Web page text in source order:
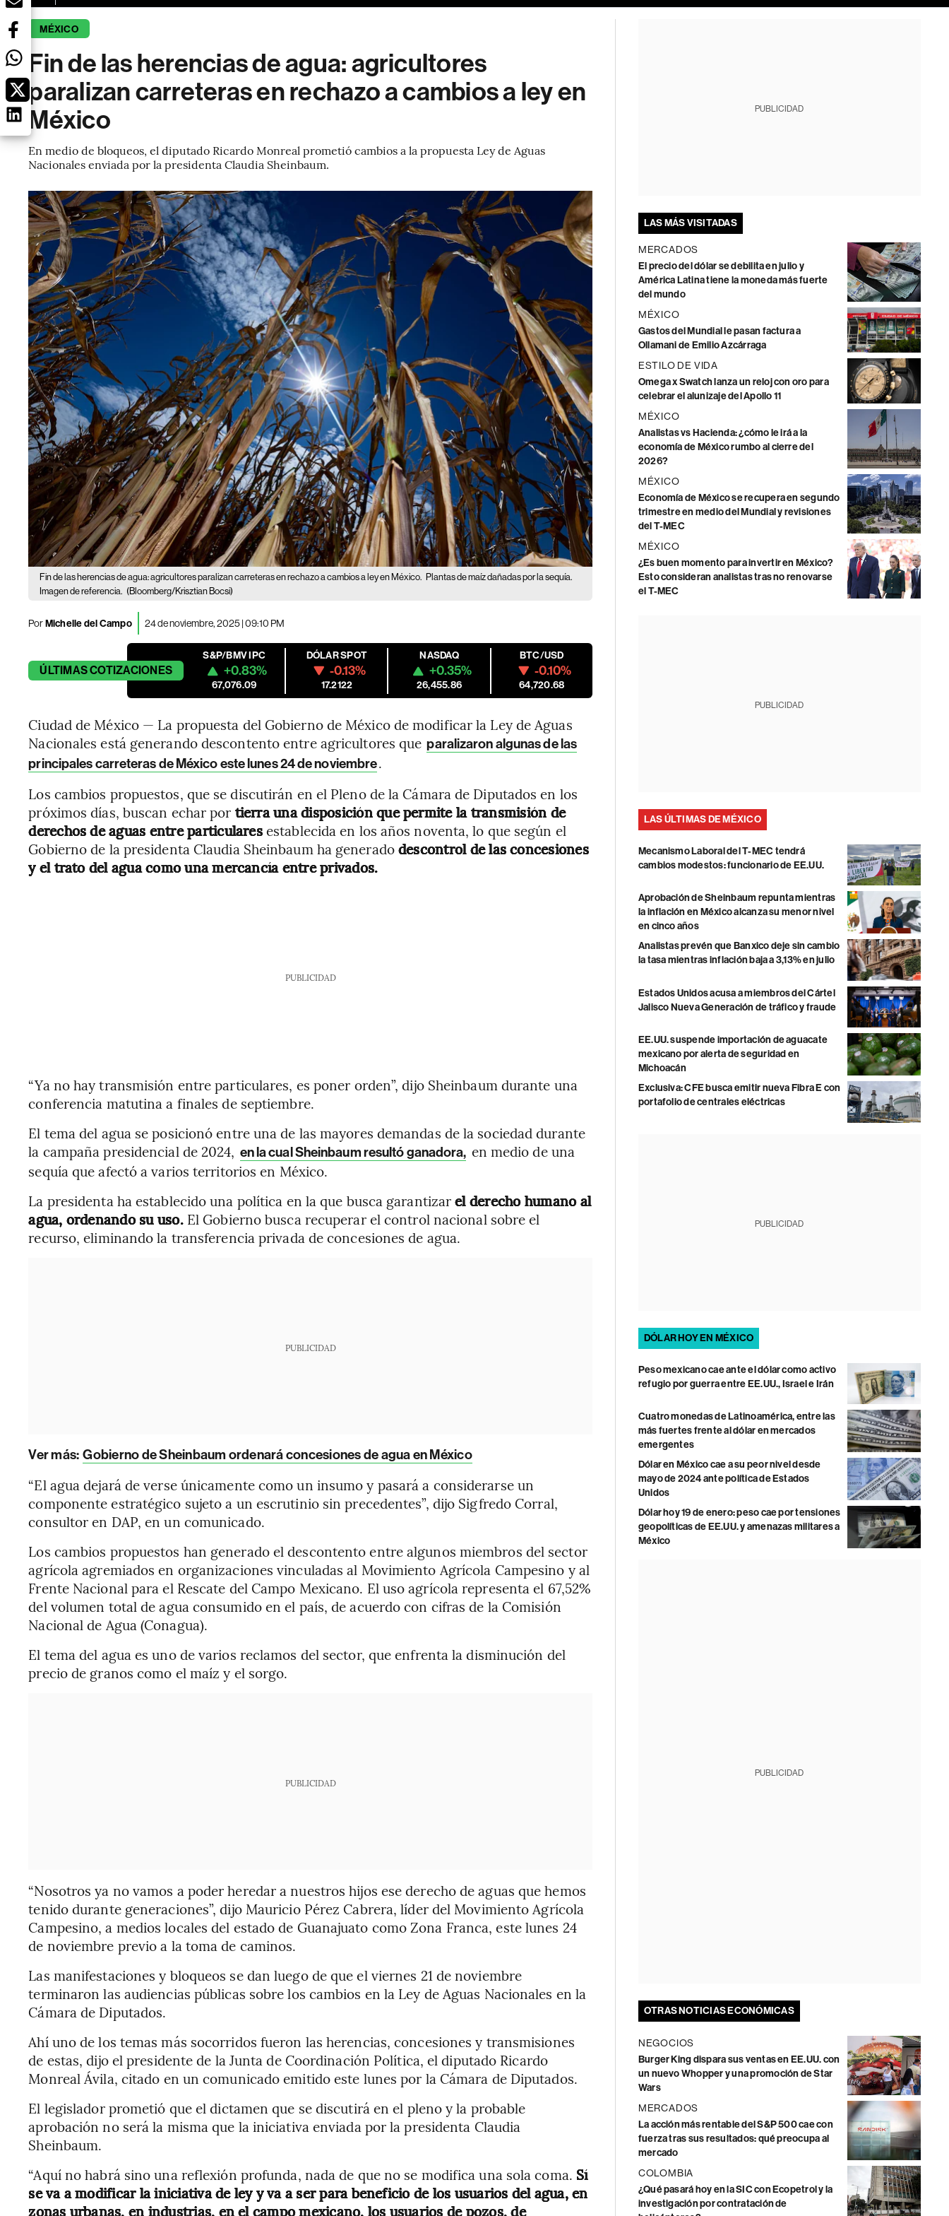
MÉXICO
Fin de las herencias de agua: agricultores
paralizan carreteras en rechazo a cambios a ley en
México
En medio de bloqueos, el diputado Ricardo Monreal prometió cambios a la propuesta Ley de Aguas
Nacionales enviada por la presidenta Claudia Sheinbaum.
Fin de las herencias de agua: agricultores paralizan carreteras en rechazo a cambios a ley en México. Plantas de maíz dañadas por la sequía.
Imagen de referencia. (Bloomberg/Krisztian Bocsi)
PorMichelle del Campo 24 de noviembre, 2025 | 09:10 PM
ÚLTIMASCOTIZACIONES
S&P/BMV IPC
+0.83%
67,076.09
DÓLAR SPOT
-0.13%
17.2122
NASDAQ
+0.35%
26,455.86
BTC/USD
-0.10%
64,720.68
Ciudad de México — La propuesta del Gobierno de México de modificar la Ley de Aguas
Nacionales está generando descontento entre agricultores que paralizaron algunas de las
principales carreteras de México este lunes 24 de noviembre.
Los cambios propuestos, que se discutirán en el Pleno de la Cámara de Diputados en los
próximos días, buscan echar por tierra una disposición que permite la transmisión de
derechos de aguas entre particularesestablecida en los años noventa, lo que según el
Gobierno de la presidenta Claudia Sheinbaum ha generadodescontrol de las concesiones
y el trato del agua como una mercancía entre privados.
PUBLICIDAD
“Ya no hay transmisión entre particulares, es poner orden”, dijo Sheinbaum durante una
conferencia matutina a finales de septiembre.
El tema del agua se posicionó entre una de las mayores demandas de la sociedad durante
la campaña presidencial de 2024, en la cual Sheinbaum resultó ganadora, en medio de una
sequía que afectó a varios territorios en México.
La presidenta ha establecido una política en la que busca garantizarel derecho humano al
agua, ordenando su uso.El Gobierno busca recuperar el control nacional sobre el
recurso, eliminando la transferencia privada de concesiones de agua.
PUBLICIDAD
Ver más: Gobierno de Sheinbaum ordenará concesiones de agua en México
“El agua dejará de verse únicamente como un insumo y pasará a considerarse un
componente estratégico sujeto a un escrutinio sin precedentes”, dijo Sigfredo Corral,
consultor en DAP, en un comunicado.
Los cambios propuestos han generado el descontento entre algunos miembros del sector
agrícola agremiados en organizaciones vinculadas al Movimiento Agrícola Campesino y al
Frente Nacional para el Rescate del Campo Mexicano. El uso agrícola representa el 67,52%
del volumen total de agua consumido en el país, de acuerdo con cifras de la Comisión
Nacional de Agua (Conagua).
El tema del agua es uno de varios reclamos del sector, que enfrenta la disminución del
precio de granos como el maíz y el sorgo.
PUBLICIDAD
“Nosotros ya no vamos a poder heredar a nuestros hijos ese derecho de aguas que hemos
tenido durante generaciones”, dijo Mauricio Pérez Cabrera, líder del Movimiento Agrícola
Campesino, a medios locales del estado de Guanajuato como Zona Franca, este lunes 24
de noviembre previo a la toma de caminos.
Las manifestaciones y bloqueos se dan luego de que el viernes 21 de noviembre
terminaron las audiencias públicas sobre los cambios en la Ley de Aguas Nacionales en la
Cámara de Diputados.
Ahí uno de los temas más socorridos fueron las herencias, concesiones y transmisiones
de estas, dijo el presidente de la Junta de Coordinación Política, el diputado Ricardo
Monreal Ávila, citado en un comunicado emitido este lunes por la Cámara de Diputados.
El legislador prometió que el dictamen que se discutirá en el pleno y la probable
aprobación no será la misma que la iniciativa enviada por la presidenta Claudia
Sheinbaum.
“Aquí no habrá sino una reflexión profunda, nada de que no se modifica una sola coma. Sí
se va a modificar la iniciativa de ley y va a ser para beneficio de los usuarios del agua, en
zonas urbanas, en industrias, en el campo mexicano, los usuarios de pozos, de
PUBLICIDAD
LAS MÁS VISITADAS
MERCADOS
El precio del dólar se debilita en julio y
América Latina tiene la moneda más fuerte
del mundo
MÉXICO
Gastos del Mundial le pasan factura a
Ollamani de Emilio Azcárraga
ESTILO DE VIDA
Omega x Swatch lanza un reloj con oro para
celebrar el alunizaje del Apollo 11
MÉXICO
Analistas vs Hacienda: ¿cómo le irá a la
economía de México rumbo al cierre del
2026?
MÉXICO
Economía de México se recupera en segundo
trimestre en medio del Mundial y revisiones
del T-MEC
MÉXICO
¿Es buen momento para invertir en México?
Esto consideran analistas tras no renovarse
el T-MEC
PUBLICIDAD
LAS ÚLTIMAS DE MÉXICO
Mecanismo Laboral del T-MEC tendrá
cambios modestos: funcionario de EE.UU.
Aprobación de Sheinbaum repunta mientras
la inflación en México alcanza su menor nivel
en cinco años
Analistas prevén que Banxico deje sin cambio
la tasa mientras inflación baja a 3,13% en julio
Estados Unidos acusa a miembros del Cártel
Jalisco Nueva Generación de tráfico y fraude
EE.UU. suspende importación de aguacate
mexicano por alerta de seguridad en
Michoacán
Exclusiva: CFE busca emitir nueva Fibra E con
portafolio de centrales eléctricas
PUBLICIDAD
DÓLAR HOY EN MÉXICO
Peso mexicano cae ante el dólar como activo
refugio por guerra entre EE.UU., Israel e Irán
Cuatro monedas de Latinoamérica, entre las
más fuertes frente al dólar en mercados
emergentes
Dólar en México cae a su peor nivel desde
mayo de 2024 ante política de Estados
Unidos
Dólar hoy 19 de enero: peso cae por tensiones
geopolíticas de EE.UU. y amenazas militares a
México
PUBLICIDAD
OTRAS NOTICIAS ECONÓMICAS
NEGOCIOS
Burger King dispara sus ventas en EE.UU. con
un nuevo Whopper y una promoción de Star
Wars
MERCADOS
La acción más rentable del S&P 500 cae con
fuerza tras sus resultados: qué preocupa al
mercado
COLOMBIA
¿Qué pasará hoy en la SIC con Ecopetrol y la
investigación por contratación de